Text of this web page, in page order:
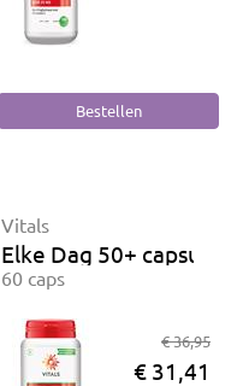
Vitals
Elke Dag 50+ capsules
60 caps
€ 36,95
€ 31,41